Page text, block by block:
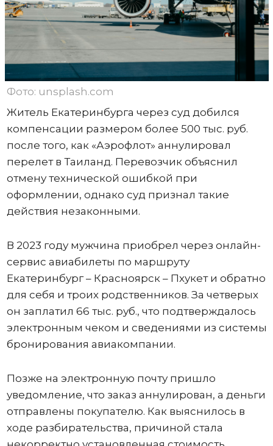
Фото: unsplash.com
Житель Екатеринбурга через суд добился
компенсации размером более 500 тыс. руб.
после того, как «Аэрофлот» аннулировал
перелет в Таиланд. Перевозчик объяснил
отмену технической ошибкой при
оформлении, однако суд признал такие
действия незаконными.
В 2023 году мужчина приобрел через онлайн-
сервис авиабилеты по маршруту
Екатеринбург – Красноярск – Пхукет и обратно
для себя и троих родственников. За четверых
он заплатил 66 тыс. руб., что подтверждалось
электронным чеком и сведениями из системы
бронирования авиакомпании.
Позже на электронную почту пришло
уведомление, что заказ аннулирован, а деньги
отправлены покупателю. Как выяснилось в
ходе разбирательства, причиной стала